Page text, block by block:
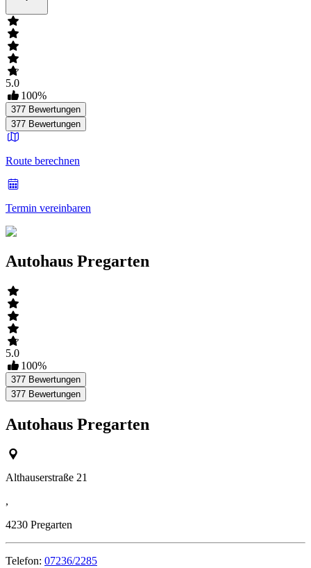
5.0
100%
377 Bewertungen
377 Bewertungen
Route berechnen
Termin vereinbaren
Autohaus Pregarten
5.0
100%
377 Bewertungen
377 Bewertungen
Autohaus Pregarten
Althauserstraße 21
,
4230 Pregarten
Telefon: 07236/2285